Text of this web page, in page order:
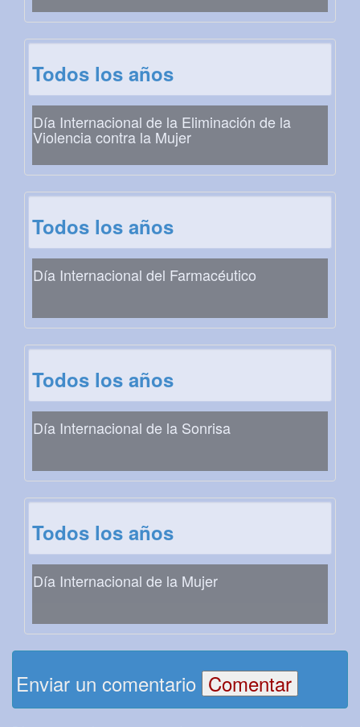
Todos los años
Día Internacional de la Eliminación de la
Violencia contra la Mujer
Todos los años
Día Internacional del Farmacéutico
Todos los años
Día Internacional de la Sonrisa
Todos los años
Día Internacional de la Mujer
Enviar un comentario